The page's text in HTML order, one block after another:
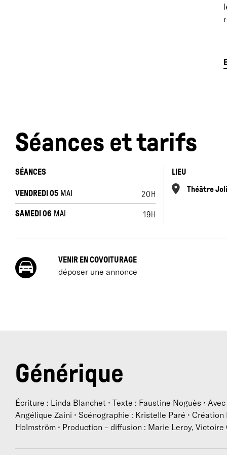
Séances et tarifs
SÉANCES
VENDREDI 05 MAI 20H
SAMEDI 06 MAI 19H
LIEU
Théâtre
VENIR EN COVOITURAGE
déposer une annonce
Générique
Écriture : Linda Blanchet • Texte : Faustine Noguès •
Angélique Zaini • Scénographie : Kristelle Paré •
Holmström • Production – diffusion : Marie Leroy, Victoire